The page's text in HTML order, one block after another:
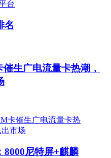
名
生广电流量卡热潮，
8000尼特屏+麒麟